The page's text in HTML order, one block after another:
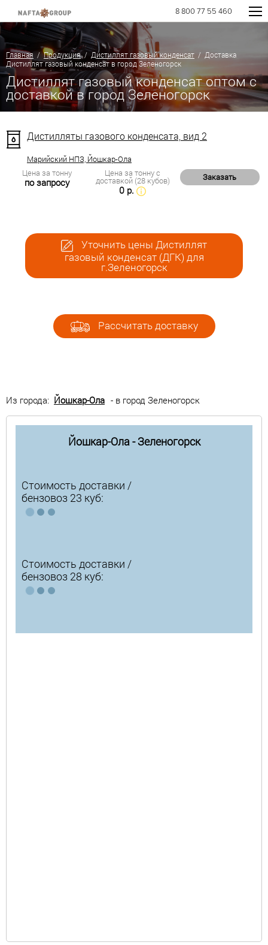
8 800 77 55 460
Главная /Продукция/ Дистиллят газовый конденсат / Доставка
Дистиллят газовый конденсат в город Зеленогорск
Дистиллят газовый конденсат оптом с
доставкой в город Зеленогорск
Дистилляты газового конденсата, вид 2
Марийский НПЗ, Йошкар-Ола
Цена за тонну
по запросу
Цена за тонну с
доставкой (28 кубов)
0 р.
Заказать
Уточнить цены Дистиллят
газовый конденсат (ДГК) для
г.Зеленогорск
Рассчитать доставку
Из города: Йошкар-Ола - в город Зеленогорск
Йошкар-Ола - Зеленогорск
Стоимость доставки /
бензовоз 23 куб:
Стоимость доставки /
бензовоз 28 куб: